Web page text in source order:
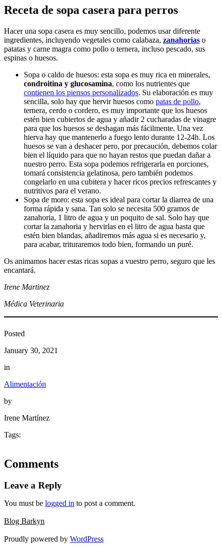
Receta de sopa casera para perros
Hacer una sopa casera es muy sencillo, podemos usar diferente
ingredientes, incluyendo vegetales como calabaza, zanahorias o
patatas y carne magra como pollo o ternera, incluso pescado, sus
espinas o huesos.
Sopa o caldo de huesos: esta sopa es muy rica en minerales,
condroitina y glucosamina, como los nutrientes que
contienen los piensos personalizados. Su elaboración es muy
sencilla, solo hay que hervir huesos como patas de pollo,
ternera, cerdo o cordero, es muy importante que los huesos
estén bien cubiertos de agua y añadir 2 cucharadas de vinagre
para que los huesos se deshagan más fácilmente. Una vez
hierva hay que mantenerlo a fuego lento durante 12-24h. Los
huesos se van a deshacer pero, por precaución, debemos colar
bien el líquido para que no hayan restos que puedan dañar a
nuestro perro. Esta sopa podemos refrigerarla en porciones,
tomará consistencia gelatinosa, pero también podemos
congelarlo en una cubitera y hacer ricos precios refrescantes y
nutritivos para el verano.
Sopa de moro: esta sopa es ideal para cortar la diarrea de una
forma rápida y sana. Tan solo se necesita 500 gramos de
zanahoria, 1 litro de agua y un poquito de sal. Solo hay que
cortar la zanahoria y hervirlas en el litro de agua hasta que
estén bien blandas, añadiremos más agua si es necesario y,
para acabar, trituraremos todo bien, formando un puré.
Os animamos hacer estas ricas sopas a vuestro perro, seguro que les
encantará.
Irene Martinez
Médica Veterinaria
Posted
January 30, 2021
in
Alimentación
by
Irene Martínez
Tags:
Comments
Leave a Reply
You must be logged in to post a comment.
Blog Barkyn
Proudly powered by WordPress